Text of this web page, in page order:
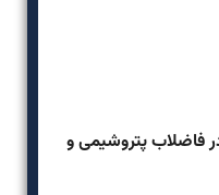
پتروشیمی و